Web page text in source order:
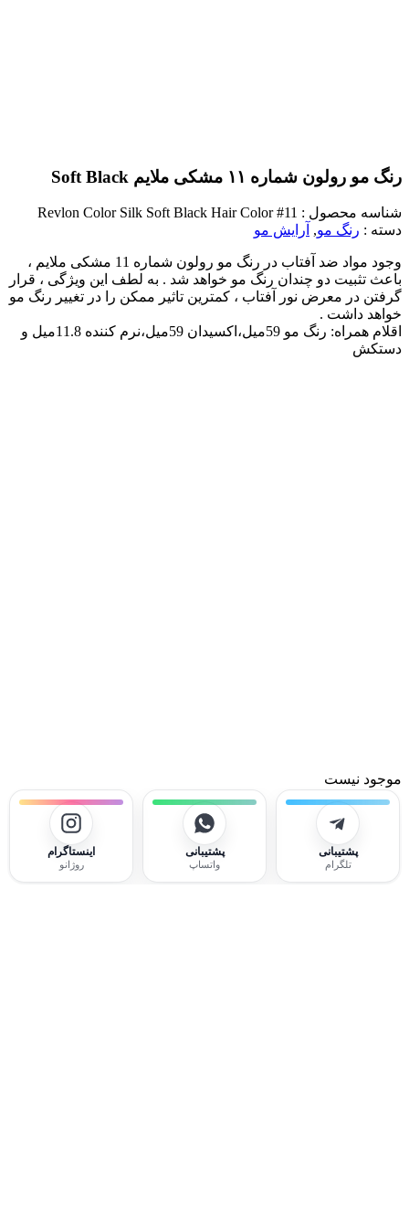
رنگ مو رولون شماره ۱۱ مشکی ملایم Soft Black
شناسه محصول : Revlon Color Silk Soft Black Hair Color #11
دسته : رنگ مو, آرایش مو
وجود مواد ضد آفتاب در رنگ مو رولون شماره 11 مشکی ملایم ،
باعث تثبیت دو چندان رنگ مو خواهد شد . به لطف این ویژگی ، قرار
گرفتن در معرض نور آفتاب ، کمترین تاثیر ممکن را در تغییر رنگ مو
خواهد داشت .
اقلام همراه: رنگ مو 59میل،اکسیدان 59میل،نرم کننده 11.8میل و
دستکش
موجود نیست
پشتیبانی
تلگرام
پشتیبانی
واتساپ
اینستاگرام
روژانو